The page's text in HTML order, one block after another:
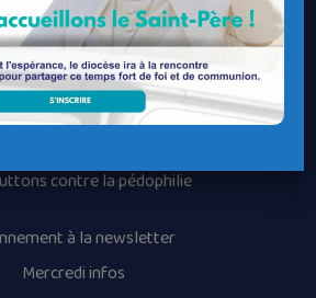
des messes
Nos paroisses
services diocésains
contre la pédophilie
à la newsletter
Mercredi infos